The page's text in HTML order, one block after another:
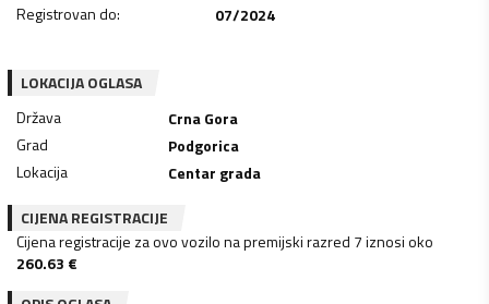
Registrovan do: 07/2024
LOKACIJA OGLASA
Država
Crna Gora
Grad
Podgorica
Lokacija
Centar grada
CIJENA REGISTRACIJE
Cijena registracije za ovo vozilo na premijski razred 7 iznosi oko
260.63 €